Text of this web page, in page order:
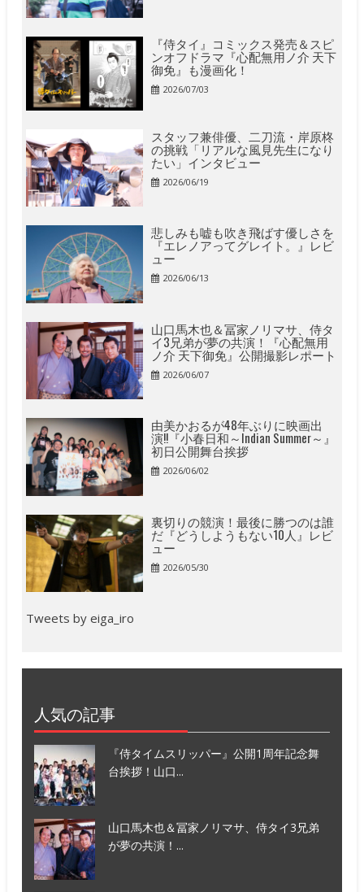
『侍タイ』コミックス発売＆スピ
ンオフドラマ『心配無用ノ介 天下
御免』も漫画化！
2026/07/03
スタッフ兼俳優、二刀流・岸原柊
の挑戦「リアルな風見先生になり
たい」インタビュー
2026/06/19
悲しみも嘘も吹き飛ばす優しさを
『エレノアってグレイト。』レビ
ュー
2026/06/13
山口馬木也＆冨家ノリマサ、侍タ
イ3兄弟が夢の共演！『心配無用
ノ介 天下御免』公開撮影レポート
2026/06/07
由美かおるが48年ぶりに映画出
演!!『小春日和～Indian Summer～』
初日公開舞台挨拶
2026/06/02
裏切りの競演！最後に勝つのは誰
だ『どうしようもない10人』レビ
ュー
2026/05/30
Tweets by eiga_iro
人気の記事
『侍タイムスリッパー』公開1周年記念舞
台挨拶！山口...
山口馬木也＆冨家ノリマサ、侍タイ3兄弟
が夢の共演！...